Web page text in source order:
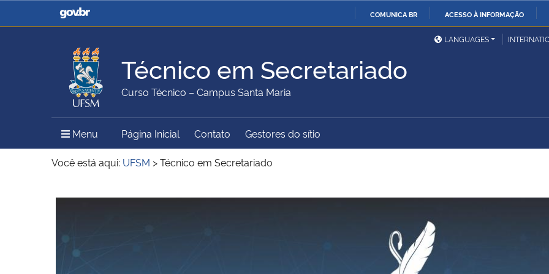
COMUNICA BR ACESSO À INFORMAÇÃO
Casa Civil
Ministério da Justiça e
Ministério da Defesa
Ministério das Relações
Exteriores
Ministério da Agricultura,
Pecuária e Abastecimento
Ministério da Educação Ministério da Cidadania
Ministério do Meio Ambiente Ministério do Turismo
Ministério do
LANGUAGES
Técnico em Secretariado
Curso Técnico – Campus Santa Maria
Menu Menu Principal do Sítio
Página Inicial Contato Gestores do sítio
Você está aqui: UFSM >Técnico em Secretariado